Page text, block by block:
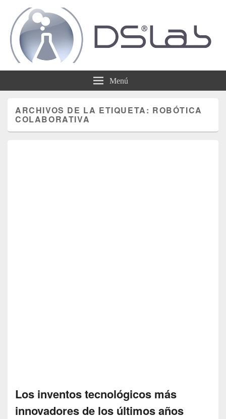
DSLab Menú
ARCHIVOS DE LA ETIQUETA: ROBÓTICA
COLABORATIVA
Los inventos tecnológicos más
innovadores de los últimos años